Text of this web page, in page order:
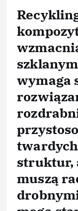
wymaga
struktur,
muszą